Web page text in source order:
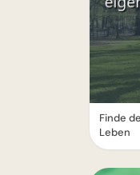
Finde
Leben